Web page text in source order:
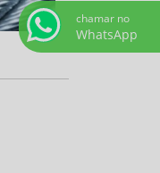
chamar no
WhatsApp